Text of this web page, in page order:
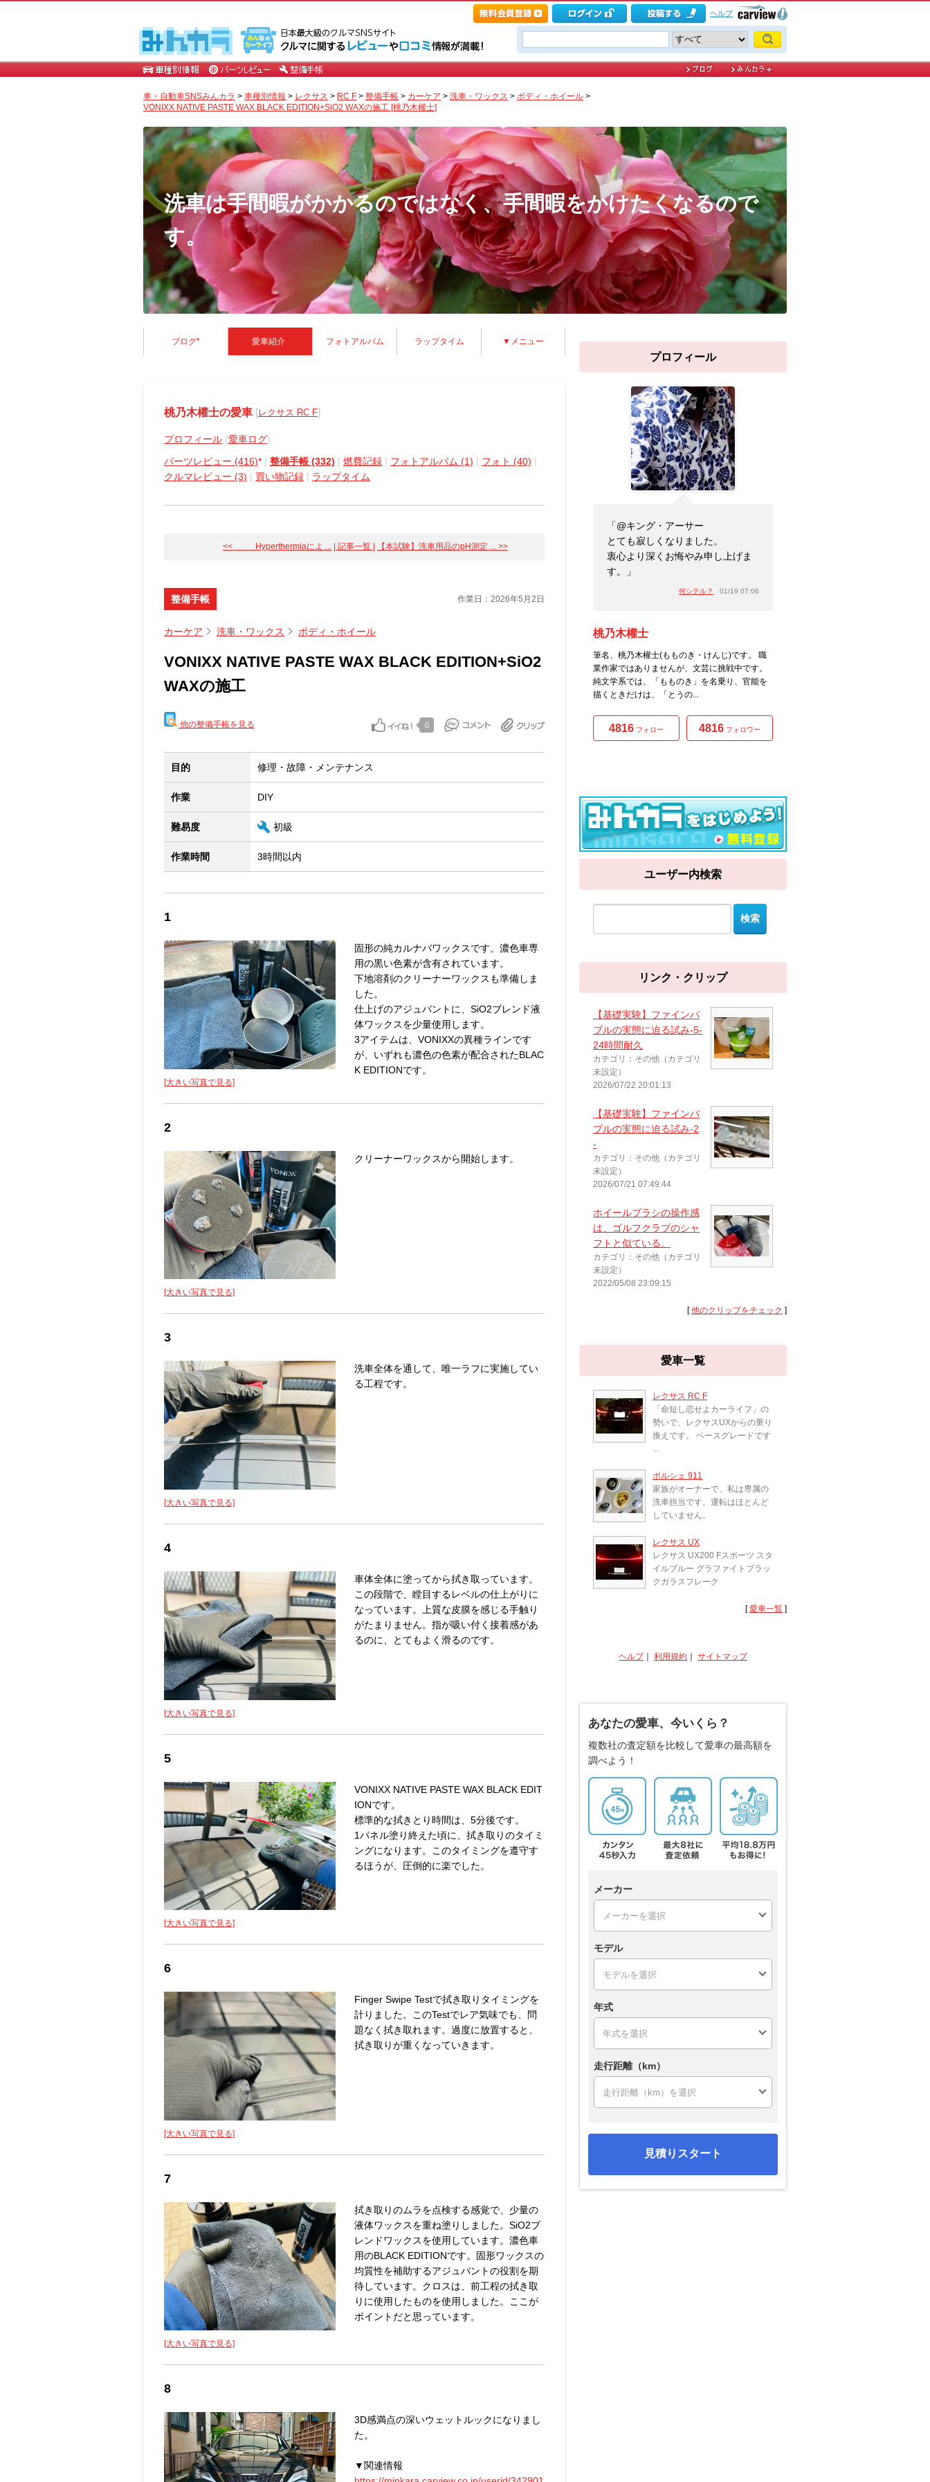
ヘルプ
車・自動車SNSみんカラ > 車種別情報 > レクサス > RC F > 整備手帳 > カーケア > 洗車・ワックス > ボディ・ホイール >
VONIXX NATIVE PASTE WAX BLACK EDITION+SiO2 WAXの施工 [桃乃木權士]
洗車は手間暇がかかるのではなく、手間暇をかけたくなるので
す。
ブログ* 愛車紹介* フォトアルバム ラップタイム ▼メニュー
桃乃木權士の愛車 [レクサス RC F]
プロフィール (愛車ログ)
パーツレビュー (416)* | 整備手帳 (332) | 燃費記録 | フォトアルバム (1) | フォト (40) |
クルマレビュー (3) | 買い物記録 | ラップタイム
<< Hyperthermiaによ ... | 記事一覧 | 【本試験】洗車用品のpH測定 ... >>
整備手帳 作業日：2026年5月2日
カーケア 洗車・ワックス ボディ・ホイール
VONIXX NATIVE PASTE WAX BLACK EDITION+SiO2
WAXの施工
他の整備手帳を見る 0
目的 修理・故障・メンテナンス
作業 DIY
難易度 初級
作業時間 3時間以内
1
[大きい写真で見る]
固形の純カルナバワックスです。濃色車専
用の黒い色素が含有されています。
下地溶剤のクリーナーワックスも準備しま
した。
仕上げのアジュバントに、SiO2ブレンド液
体ワックスを少量使用します。
3アイテムは、VONIXXの異種ラインです
が、いずれも濃色の色素が配合されたBLAC
K EDITIONです。
2
[大きい写真で見る]
クリーナーワックスから開始します。
3
[大きい写真で見る]
洗車全体を通して、唯一ラフに実施してい
る工程です。
4
[大きい写真で見る]
車体全体に塗ってから拭き取っています。
この段階で、瞠目するレベルの仕上がりに
なっています。上質な皮膜を感じる手触り
がたまりません。指が吸い付く接着感があ
るのに、とてもよく滑るのです。
5
[大きい写真で見る]
VONIXX NATIVE PASTE WAX BLACK EDIT
IONです。
標準的な拭きとり時間は、5分後です。
1パネル塗り終えた頃に、拭き取りのタイミ
ングになります。このタイミングを遵守す
るほうが、圧倒的に楽でした。
6
[大きい写真で見る]
Finger Swipe Testで拭き取りタイミングを
計りました。このTestでレア気味でも、問
題なく拭き取れます。過度に放置すると、
拭き取りが重くなっていきます。
7
[大きい写真で見る]
拭き取りのムラを点検する感覚で、少量の
液体ワックスを重ね塗りしました。SiO2ブ
レンドワックスを使用しています。濃色車
用のBLACK EDITIONです。固形ワックスの
均質性を補助するアジュバントの役割を期
待しています。クロスは、前工程の拭き取
りに使用したものを使用しました。ここが
ポイントだと思っています。
8
3D感満点の深いウェットルックになりまし
た。
▼関連情報
プロフィール
「@キング・アーサー
とても寂しくなりました。
衷心より深くお悔やみ申し上げま
す。」
何シテル？ 01/19 07:06
桃乃木權士
筆名、桃乃木權士(もものき・けんじ)です。 職
業作家ではありませんが、文芸に挑戦中です。
純文学系では、「もものき」を名乗り、官能を
描くときだけは、「とうの...
4816 フォロー 4816 フォロワー
ユーザー内検索
リンク・クリップ
【基礎実験】ファインバ
ブルの実態に迫る試み-5-
24時間耐久
カテゴリ：その他（カテゴリ
未設定）
2026/07/22 20:01:13
【基礎実験】ファインバ
ブルの実態に迫る試み-2
-
カテゴリ：その他（カテゴリ
未設定）
2026/07/21 07:49:44
ホイールブラシの操作感
は、ゴルフクラブのシャ
フトと似ている。
カテゴリ：その他（カテゴリ
未設定）
2022/05/08 23:09:15
[他のクリップをチェック ]
愛車一覧
レクサス RC F
「命短し恋せよカーライフ」の
勢いで、レクサスUXからの乗り
換えです。 ベースグレードです
...
ポルシェ 911
家族がオーナーで、私は専属の
洗車担当です。運転はほとんど
していません。
レクサス UX
レクサス UX200 Fスポーツ スタ
イルブルー グラファイトブラッ
クガラスフレーク
[愛車一覧 ]
ヘルプ｜ 利用規約 サイトマップ
あなたの愛車、今いくら？
複数社の査定額を比較して愛車の最高額を
調べよう！
メーカー
モデル
年式
走行距離（km）
見積りスタート